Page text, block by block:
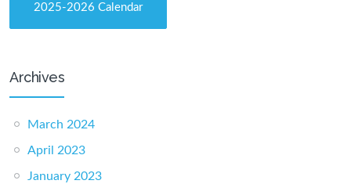
2025-2026 Calendar
Archives
March 2024
April 2023
January 2023